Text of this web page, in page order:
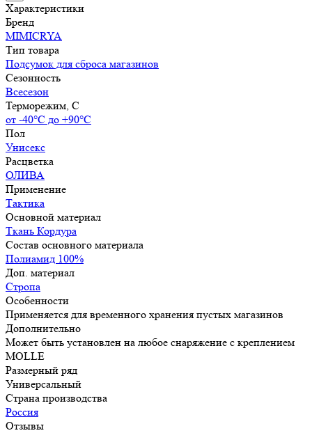
Характеристики
Бренд
MIMICRYA
Тип товара
Подсумок для сброса магазинов
Сезонность
Всесезон
Терморежим, C
от -40°С до +90°С
Пол
Унисекс
Расцветка
ОЛИВА
Применение
Тактика
Основной материал
Ткань Кордура
Состав основного материала
Полиамид 100%
Доп. материал
Стропа
Особенности
Применяется для временного хранения пустых магазинов
Дополнительно
Может быть установлен на любое снаряжение с креплением
MOLLE
Размерный ряд
Универсальный
Страна производства
Россия
Отзывы